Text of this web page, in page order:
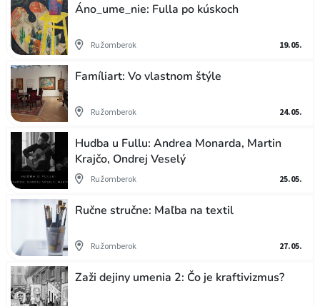
Áno_ume_nie: Fulla po kúskoch
Ružomberok 19.05.
Famíliart: Vo vlastnom štýle
Ružomberok 24.05.
Hudba u Fullu: Andrea Monarda, Martin
Krajčo, Ondrej Veselý
Ružomberok 25.05.
Ručne stručne: Maľba na textil
Ružomberok 27.05.
Zaži dejiny umenia 2: Čo je kraftivizmus?